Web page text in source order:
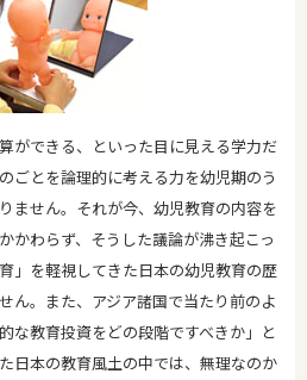
ができる、といった目に見える学力だ
ごとを論理的に考える力を幼児期のう
ません。それが今、幼児教育の内容を
かわらず、そうした議論が沸き起こっ
」を軽視してきた日本の幼児教育の歴
ん。また、アジア諸国で当たり前のよ
な教育投資をどの段階ですべきか」と
日本の教育風土の中では、無理なのか